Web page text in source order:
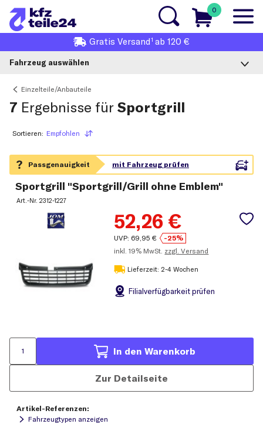
0
Gratis Versand1 ab 120 €
Fahrzeug auswählen
Einzelteile/Anbauteile
7 Ergebnisse für Sportgrill
Empfohlen
Sortieren
Sportgrill "Sportgrill/Grill ohne Emblem"
Art.-Nr.2312-1227
52,26 €
UVP: 69,95 €
-25%
inkl. 19% MwSt. zzgl. Versand
Lieferzeit: 2-4 Wochen
Filialverfügbarkeit prüfen
In den Warenkorb
Zur Detailseite
Artikel-Referenzen:
Fahrzeugtypen anzeigen